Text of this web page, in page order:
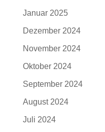
Januar 2025
Dezember 2024
November 2024
Oktober 2024
September 2024
August 2024
Juli 2024